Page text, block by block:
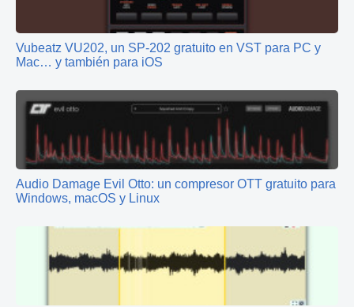
Vubeatz VU202, un SP‑202 gratuito en VST para PC y
Mac… y también para iOS
Audio Damage Evil Otto: un compresor OTT gratuito para
Windows, macOS y Linux